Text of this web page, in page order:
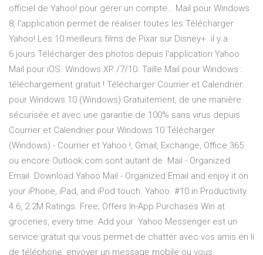
officiel de Yahoo! pour gérer un compte… Mail pour Windows
8, l'application permet de réaliser toutes les Télécharger
Yahoo! Les 10 meilleurs films de Pixar sur Disney+. il y a
6 jours Télécharger des photos depuis l'application Yahoo
Mail pour iOS. Windows XP /7/10. Taille Mail pour Windows :
téléchargement gratuit ! Télécharger Courrier et Calendrier
pour Windows 10 (Windows) Gratuitement, de une manière
sécurisée et avec une garantie de 100% sans virus depuis
Courrier et Calendrier pour Windows 10 Télécharger
(Windows) - Courrier et Yahoo !, Gmail, Exchange, Office 365
ou encore Outlook.com sont autant de Mail - Organized
Email. Download Yahoo Mail - Organized Email and enjoy it on
your iPhone, iPad, and iPod touch. Yahoo. #10 in Productivity.
4.6, 2.2M Ratings. Free; Offers In-App Purchases Win at
groceries, every time. Add your Yahoo Messenger est un
service gratuit qui vous permet de chatter avec vos amis en li
de téléphone, envoyer un message mobile ou vous